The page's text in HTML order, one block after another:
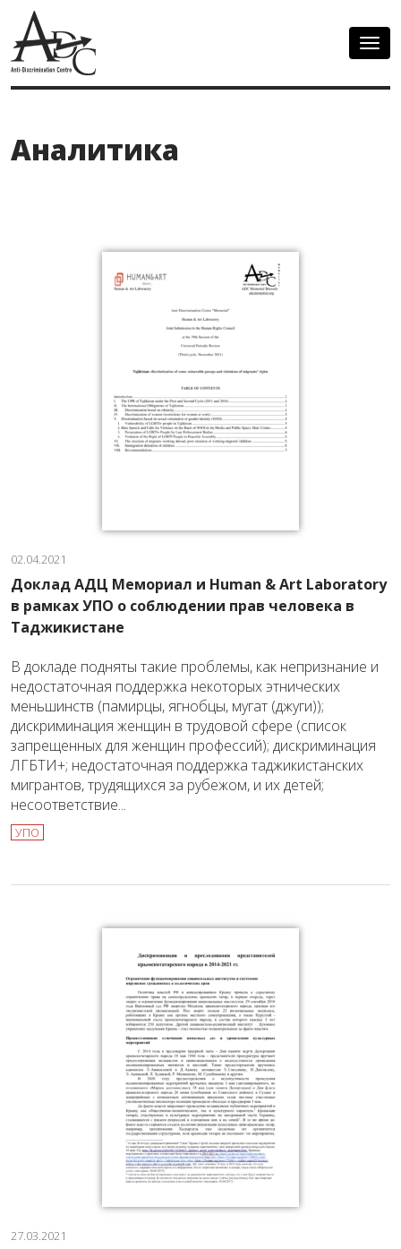
Аналитика
02.04.2021
Доклад АДЦ Мемориал и Human & Art Laboratory
в рамках УПО о соблюдении прав человека в
Таджикистане
В докладе подняты такие проблемы, как непризнание и
недостаточная поддержка некоторых этнических
меньшинств (памирцы, ягнобцы, мугат (джуги));
дискриминация женщин в трудовой сфере (список
запрещенных для женщин профессий); дискриминация
ЛГБТИ+; недостаточная поддержка таджикистанских
мигрантов, трудящихся за рубежом, и их детей;
несоответствие...
УПО
27.03.2021